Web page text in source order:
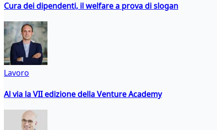
Cura dei dipendenti, il welfare a prova di slogan
Lavoro
Al via la VII edizione della Venture Academy